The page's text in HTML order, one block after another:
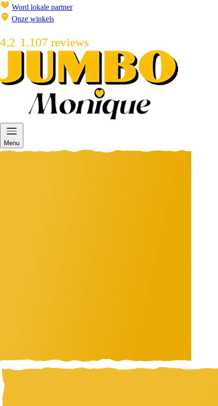
Word lokale partner
Onze winkels
4,2 1.107 reviews
Menu